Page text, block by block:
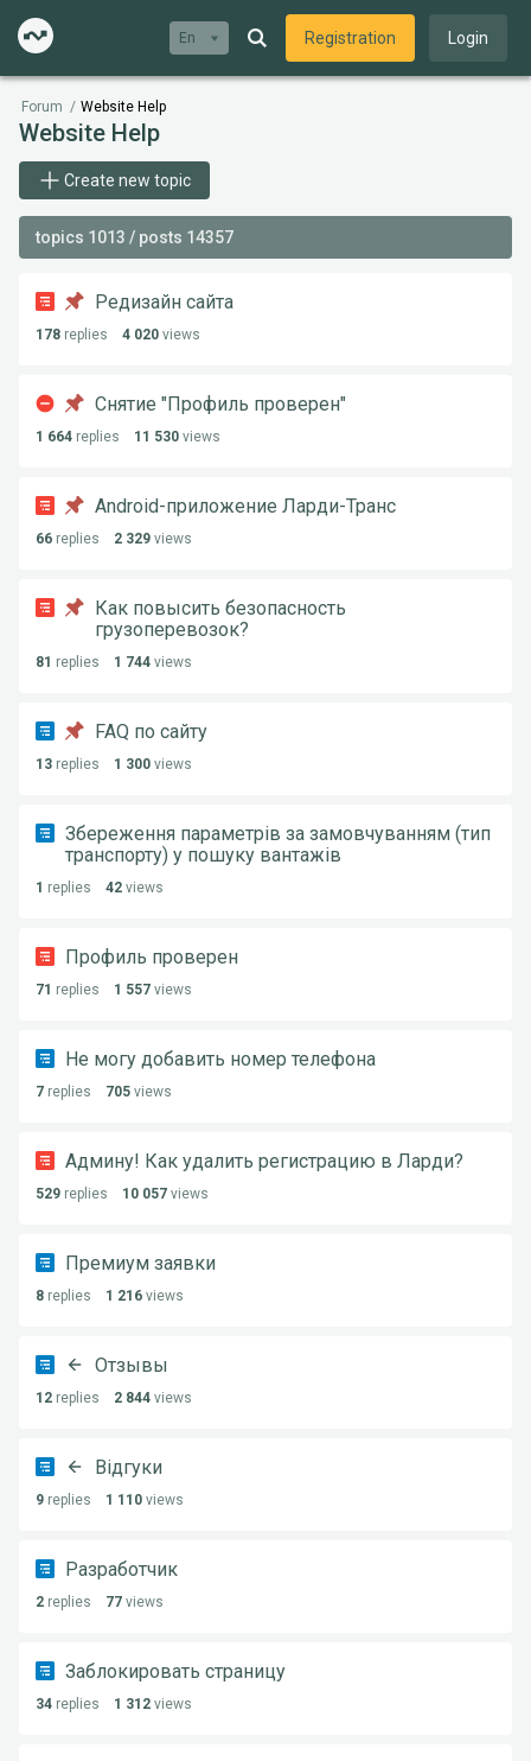
En Registration Login
Forum / Website Help
Website Help
Create new topic
topics 1013 / posts 14357
Редизайн сайта
178 replies 4 020 views
Снятие "Профиль проверен"
1 664 replies 11 530 views
Android-приложение Ларди-Транс
66 replies 2 329 views
Как повысить безопасность
грузоперевозок?
81 replies 1 744 views
FAQ по сайту
13 replies 1 300 views
Збереження параметрів за замовчуванням (тип
транспорту) у пошуку вантажів
1 replies 42 views
Профиль проверен
71 replies 1 557 views
Не могу добавить номер телефона
7 replies 705 views
Админу! Как удалить регистрацию в Ларди?
529 replies 10 057 views
Премиум заявки
8 replies 1 216 views
Отзывы
12 replies 2 844 views
Відгуки
9 replies 1 110 views
Разработчик
2 replies 77 views
Заблокировать страницу
34 replies 1 312 views